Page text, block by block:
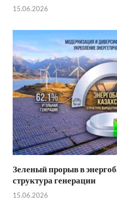
15.06.2026
Зеленый прорыв в
структура генерации
15.06.2026